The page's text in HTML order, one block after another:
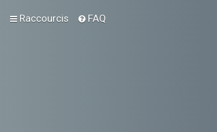
Raccourcis FAQ